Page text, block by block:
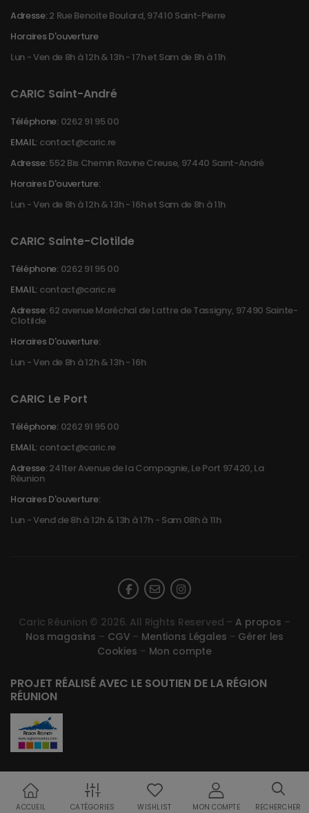
Adresse:2 Rue Benoite Boulard, 97410 Saint-Pierre
Horaires D'ouverture
Lun - Ven de 8h à 12h & 13h - 17h et Sam de 8h à 11h
CARIC Saint-André
Téléphone: 0262 91 95 00
EMAIL: contact@caric.re
Adresse:552 Bis Chemin Ravine Creuse, 97440 Saint-André
Horaires D'ouverture:
Lun - Ven de 8h à 12h & 13h - 16h et Sam de 8h à 11h
CARIC Sainte-Clotilde
Téléphone: 0262 91 95 00
EMAIL: contact@caric.re
Adresse:62 avenue Maréchal de Lattre de Tassigny, 97490 Sainte-
Clotilde
Horaires D'ouverture:
Lun - Ven de 8h à 12h & 13h - 16h
CARIC Le Port
Téléphone: 0262 91 95 00
EMAIL: contact@caric.re
Adresse:241ter Avenue de la Compagnie, Le Port 97420, La
Réunion
Horaires D'ouverture:
Lun - Vend de 8h à 12h & 13h à 17h - Sam 08h à 11h
Caric Réunion © 2026. All Rights Reserved – A propos –
Nos magasins – CGV – Mentions Légales – Gérer les
Cookies – Mon compte
PROJET RÉALISÉ AVEC LE SOUTIEN DE LA RÉGION
RÉUNION
ACCUEIL CATÉGORIES WISHLIST MON COMPTE RECHERCHER